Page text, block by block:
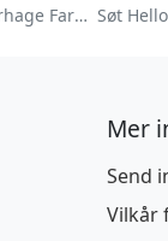
Fargerik Blomsterhage Fargeleggingsside
Mer
Send
Vilkår